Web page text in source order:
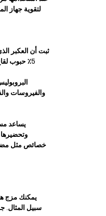
لتقوية جهاز
والفيروسات
يساعد
خصائص مثل مضاد
يمكنك مزج